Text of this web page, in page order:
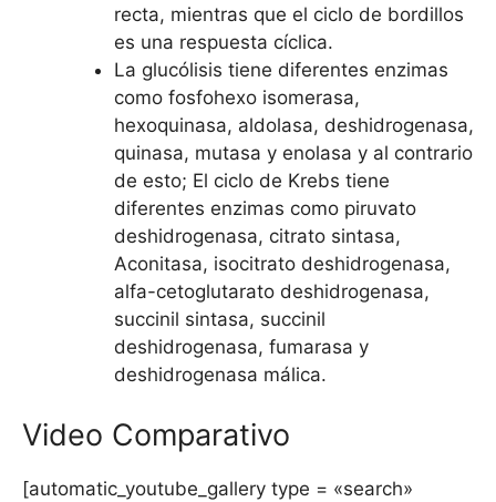
recta, mientras que el ciclo de bordillos
es una respuesta cíclica.
La glucólisis tiene diferentes enzimas
como fosfohexo isomerasa,
hexoquinasa, aldolasa, deshidrogenasa,
quinasa, mutasa y enolasa y al contrario
de esto; El ciclo de Krebs tiene
diferentes enzimas como piruvato
deshidrogenasa, citrato sintasa,
Aconitasa, isocitrato deshidrogenasa,
alfa-cetoglutarato deshidrogenasa,
succinil sintasa, succinil
deshidrogenasa, fumarasa y
deshidrogenasa málica.
Video Comparativo
[automatic_youtube_gallery type = «search»